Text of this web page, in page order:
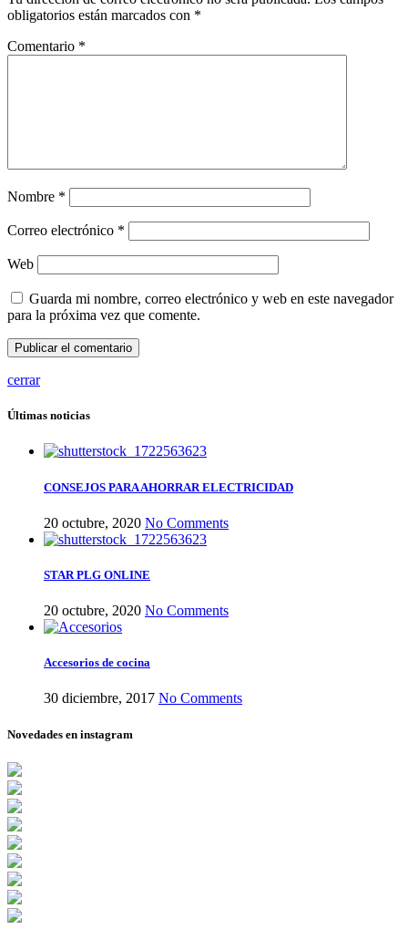
obligatorios están marcados con *
Comentario *
Nombre *
Correo electrónico *
Web
Guarda mi nombre, correo electrónico y web en este navegador
para la próxima vez que comente.
cerrar
Últimas noticias
CONSEJOS PARA AHORRAR ELECTRICIDAD
20 octubre, 2020 No Comments
STAR PLG ONLINE
20 octubre, 2020 No Comments
Accesorios de cocina
30 diciembre, 2017 No Comments
Novedades en instagram